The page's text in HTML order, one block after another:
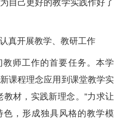
自己更好的教学实践作好了
真开展教学、教研工作
师工作的首要任务。本学
课程理念应用到课堂教学实
教材，实践新理念。”力求让
，形成独具风格的教学模